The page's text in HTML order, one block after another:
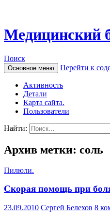
Медицинский
Поиск
Основное меню Перейти к
Активность
Детали
Карта сайта.
Пользователи
Найти:
Архив метки: соль
Пилюли.
Скорая помощь при
23.09.2010 Сергей Белехов 8